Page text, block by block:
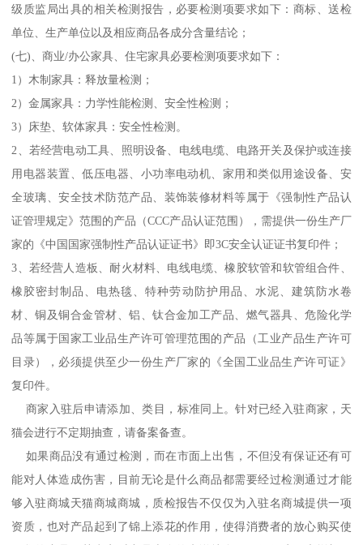
级质监局出具的相关检测报告，必要检测项要求如下：商标、送检
单位、生产单位以及相应商品各成分含量结论；
(七)、商业/办公家具、住宅家具必要检测项要求如下：
1）木制家具：释放量检测；
2）金属家具：力学性能检测、安全性检测；
3）床垫、软体家具：安全性检测。
2、若经营电动工具、照明设备、电线电缆、电路开关及保护或连接
用电器装置、低压电器、小功率电动机、家用和类似用途设备、安
全玻璃、安全技术防范产品、装饰装修材料等属于《强制性产品认
证管理规定》范围的产品（CCC产品认证范围），需提供一份生产厂
家的《中国国家强制性产品认证证书》即3C安全认证证书复印件；
3、若经营人造板、耐火材料、电线电缆、橡胶软管和软管组合件、
橡胶密封制品、电热毯、特种劳动防护用品、水泥、建筑防水卷
材、铜及铜合金管材、铝、钛合金加工产品、燃气器具、危险化学
品等属于国家工业品生产许可管理范围的产品（工业产品生产许可
目录），必须提供至少一份生产厂家的《全国工业品生产许可证》
复印件。
商家入驻后申请添加、类目，标准同上。针对已经入驻商家，天
猫会进行不定期抽查，请备案备查。
如果商品没有通过检测，而在市面上出售，不但没有保证还有可
能对人体造成伤害，目前无论是什么商品都需要经过检测通过才能
够入驻商城天猫商城商城，质检报告不仅仅为入驻名商城提供一项
资质，也对产品起到了锦上添花的作用，使得消费者的放心购买使